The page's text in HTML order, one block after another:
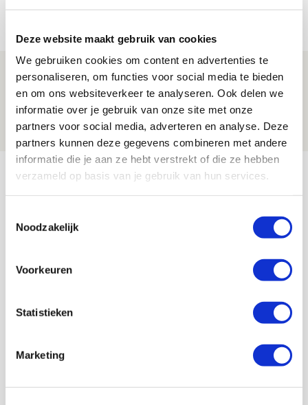
Deze website maakt gebruik van cookies
We gebruiken cookies om content en advertenties te
personaliseren, om functies voor social media te bieden
en om ons websiteverkeer te analyseren. Ook delen we
informatie over je gebruik van onze site met onze
partners voor social media, adverteren en analyse. Deze
partners kunnen deze gegevens combineren met andere
informatie die je aan ze hebt verstrekt of die ze hebben
verzameld op basis van je gebruik van hun services.
Noodzakelijk
Voorkeuren
Statistieken
Marketing
Volop enthousiasme in fotoverslag van
Europees treffen met Shelbourne
07 AUGUSTUS 2026 - 09:00
FOTOVERSLAG
Bekijk meer
AGENDA
Selectiedag ballenjongens/-meiden
SEP